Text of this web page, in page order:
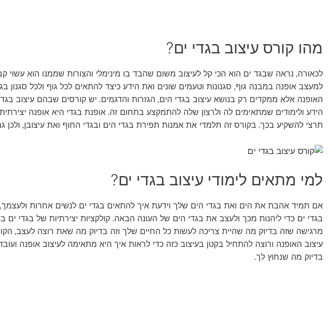
מהו קורס עיצוב בגדי ים?
לכאורה, נראה שבגד ים הוא הכי קל לעיצוב משום שהבד בו מינימלי והצורות שממנו הוא עשוי
למעצב אופנה במבנה גוף, סגנונות וטעמים שונים ואת הידע כיצד להתאים לכל גוף ולכל סגנון
האופנה אלא ממקדים רק בנושא עיצוב בגדי הים, הגזרות והדגמים. יש קורסים שבהם עיצוב
הידע ולימודים שמתאימים לה ולרצון שלה להתמקצע בתחום זה. אופנת בגדי היא אופנה
תרצי להשקיע בכך. בקורס זה תלמדי את אמנות תפירת בגדי הים ובגדי החוף ואת עיצובן, ולכן
למי מתאים לימודי עיצוב בגדי ים?
אם תמיד אהבת את הים ואת בגדי הים שלך וידעת איך להתאים בגדי ים לנשים אחרות ולעצמך,
בגדי ים כדי ליהנות מכך ולעצב את בגדי הים של העונה הבאה. קולקציות יצירתיות של בגדי
מרגישה שזה בדיוק מה שהיית צריכה לעשות כל החיים שלך וזה בדיוק מה שאת רוצה לעצב,
עיצוב האופנה ורוצה להתחיל בקטן בעיצוב כזה כדי לראות איך היא מתאימה לעיצוב אופנה
בדיוק מה שנחוץ לך.